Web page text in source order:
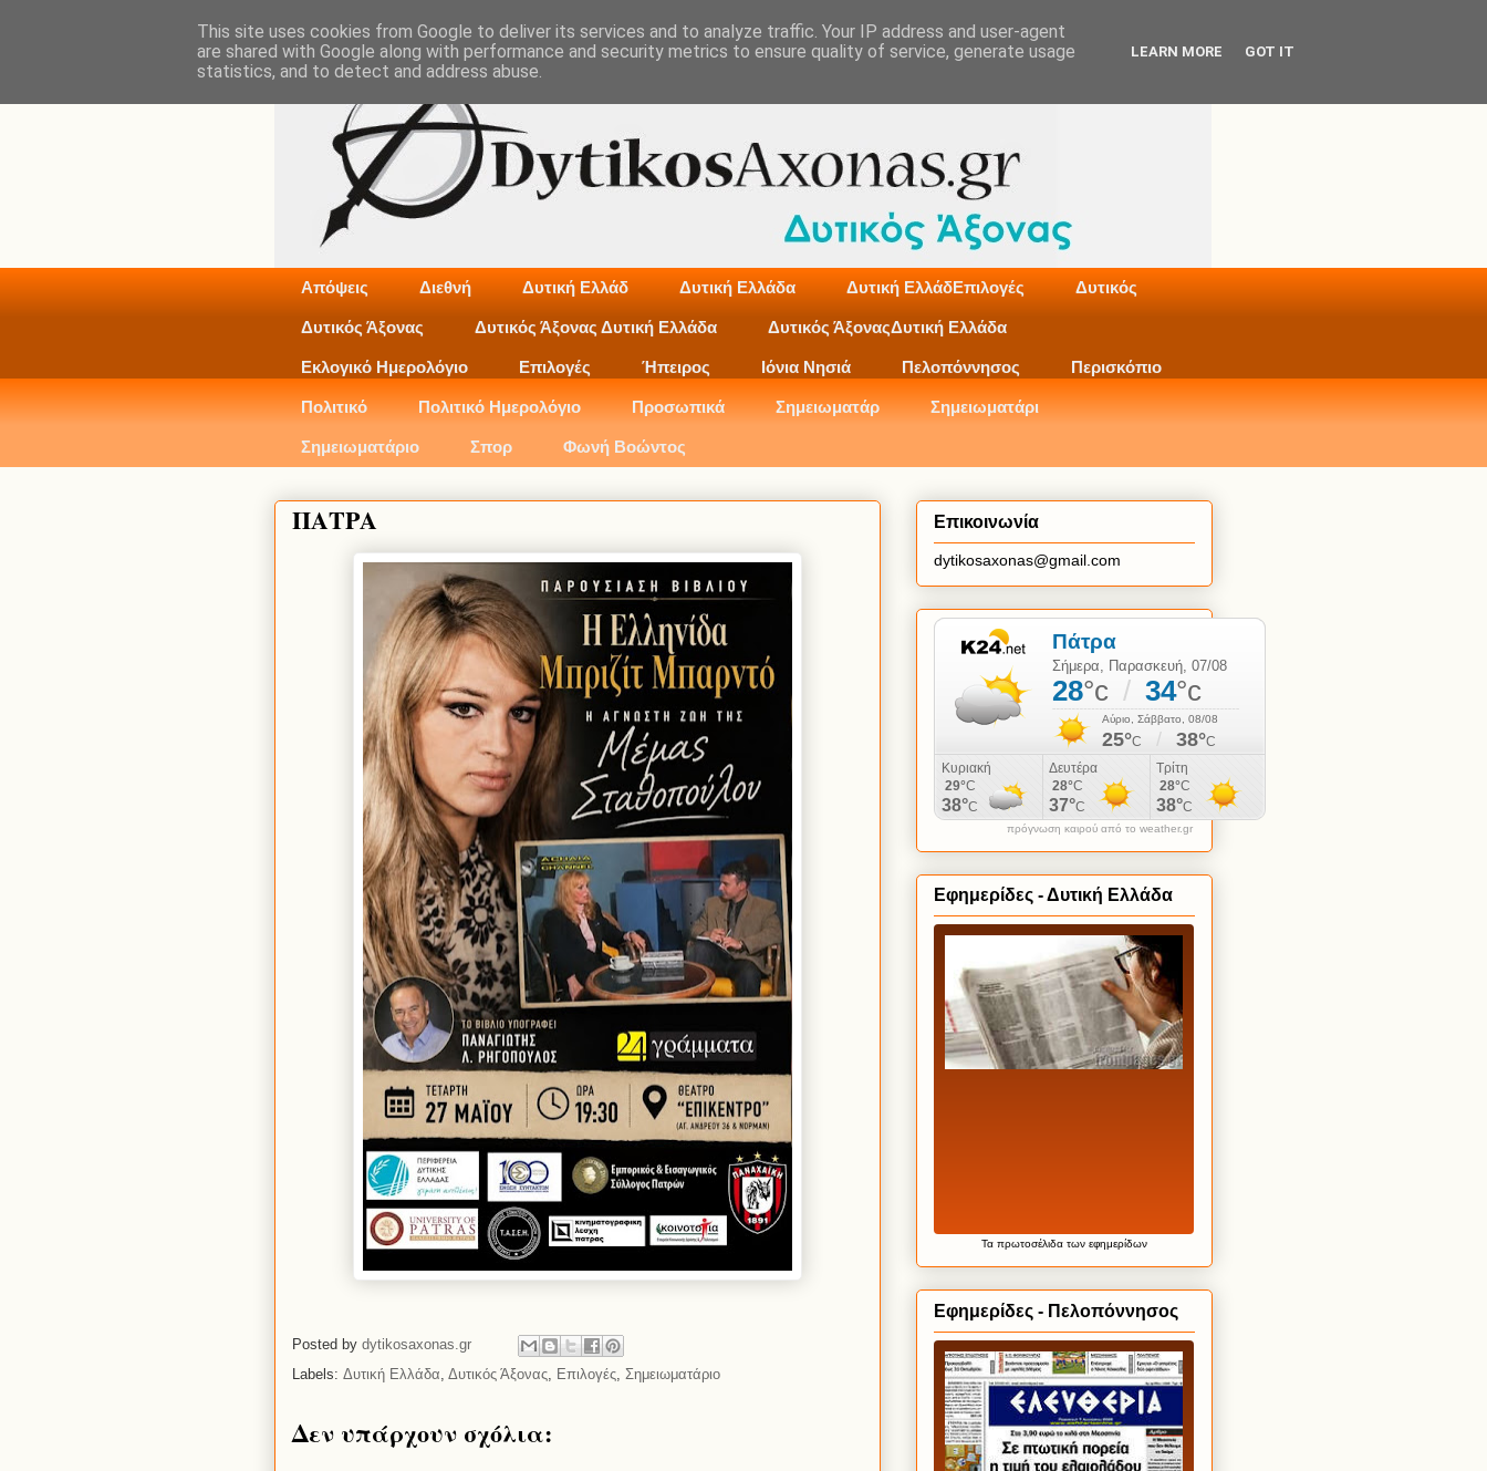
Απόψεις Διεθνή Δυτική Ελλάδ Δυτική Ελλάδα Δυτική ΕλλάδΕπιλογές Δυτικός
Δυτικός Άξονας Δυτικός Άξονας Δυτική Ελλάδα Δυτικός ΆξοναςΔυτική Ελλάδα
Εκλογικό Ημερολόγιο Επιλογές Ήπειρος Ιόνια Νησιά Πελοπόννησος Περισκόπιο
Πολιτικό Πολιτικό Ημερολόγιο Προσωπικά Σημειωματάρ Σημειωματάρι
Σημειωματάριο Σπορ Φωνή Βοώντος
ΠΑΤΡΑ
Posted by dytikosaxonas.gr
Labels: Δυτική Ελλάδα, Δυτικός Άξονας, Επιλογές, Σημειωματάριο
Δεν υπάρχουν σχόλια:
Επικοινωνία
dytikosaxonas@gmail.com
πρόγνωση καιρού από το weather.gr
Εφημερίδες - Δυτική Ελλάδα
Τα πρωτοσέλιδατων εφημερίδων
Εφημερίδες - Πελοπόννησος
This site uses cookies from Google to deliver its services and to analyze traffic. Your IP address and user-agent
are shared with Google along with performance and security metrics to ensure quality of service, generate usage
statistics, and to detect and address abuse.
LEARN MORE GOT IT